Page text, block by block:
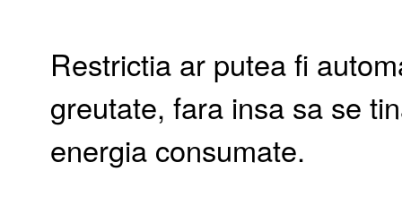
Restrictia ar putea fi
greutate, fara insa sa se
energia consumate.